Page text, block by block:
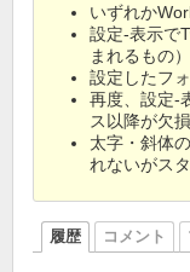
いずれか
設定-表示で
まれるもの
設定したフ
再度、設定-
ス以降が欠
太字・斜体
れないがス
履歴 コメント